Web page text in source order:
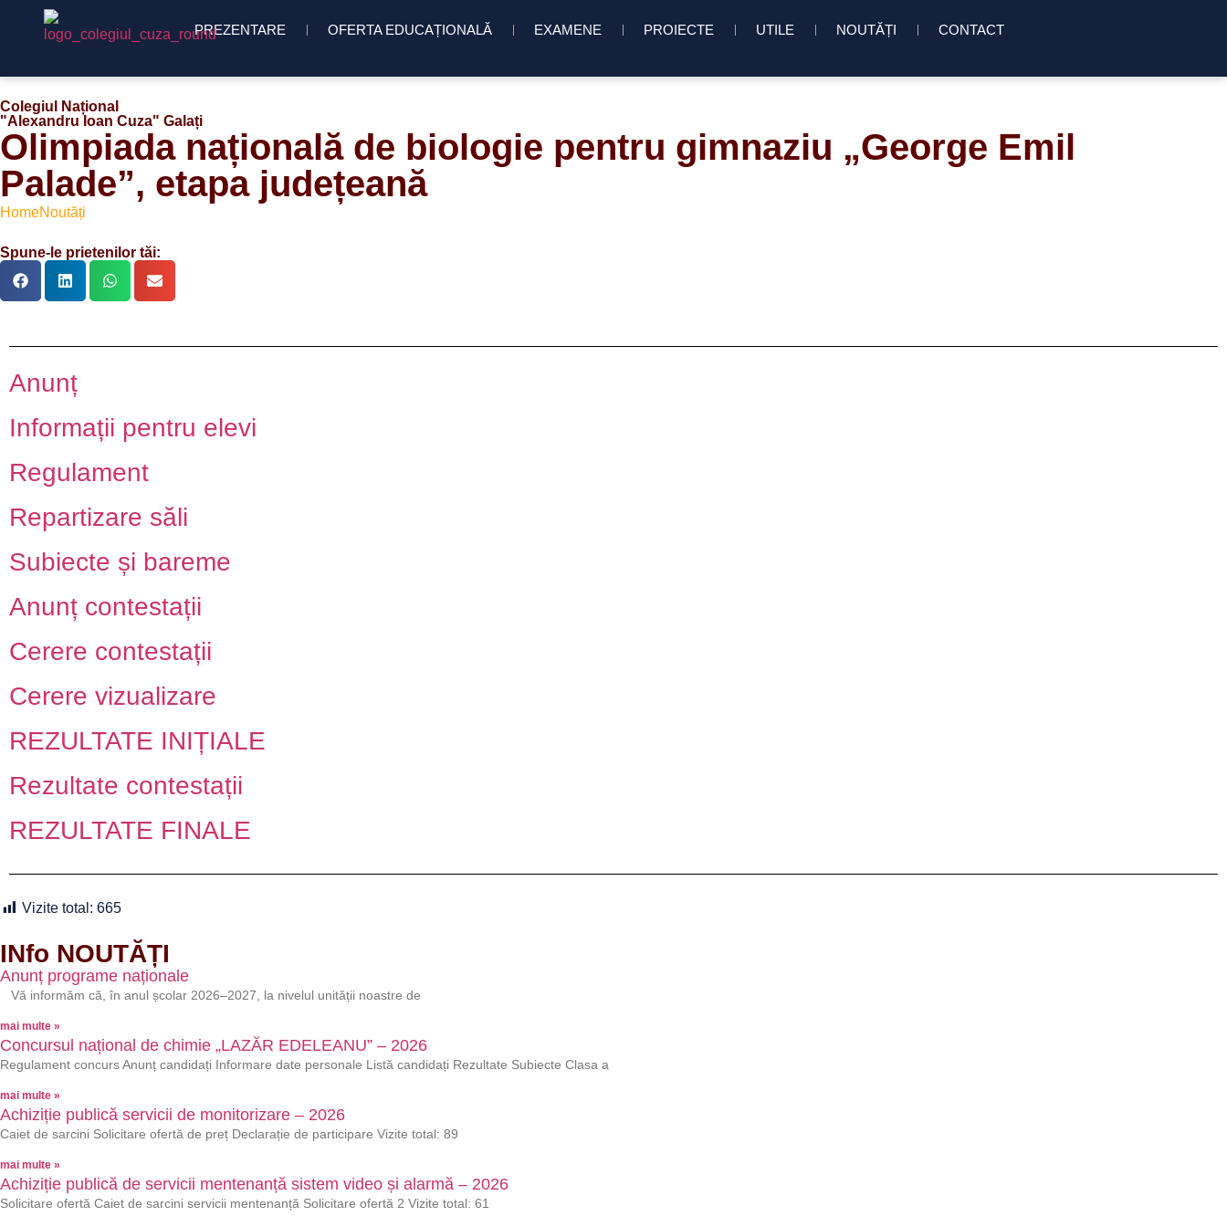
PREZENTARE OFERTA EDUCAȚIONALĂ EXAMENE PROIECTE UTILE NOUTĂȚI CONTACT
Colegiul Național
"Alexandru Ioan Cuza" Galați
Olimpiada națională de biologie pentru gimnaziu „George Emil
Palade”, etapa județeană
HomeNoutăți
Spune-le prietenilor tăi:
Anunț
Informații pentru elevi
Regulament
Repartizare săli
Subiecte și bareme
Anunț contestații
Cerere contestații
Cerere vizualizare
REZULTATE INIȚIALE
Rezultate contestații
REZULTATE FINALE
Vizite total: 665
INfo NOUTĂȚI
Anunț programe naționale
Vă informăm că, în anul școlar 2026–2027, la nivelul unității noastre de
mai multe »
Concursul național de chimie „LAZĂR EDELEANU” – 2026
Regulament concurs Anunț candidați Informare date personale Listă candidați Rezultate Subiecte Clasa a
mai multe »
Achiziție publică servicii de monitorizare – 2026
Caiet de sarcini Solicitare ofertă de preț Declarație de participare Vizite total: 89
mai multe »
Achiziție publică de servicii mentenanță sistem video și alarmă – 2026
Solicitare ofertă Caiet de sarcini servicii mentenanță Solicitare ofertă 2 Vizite total: 61